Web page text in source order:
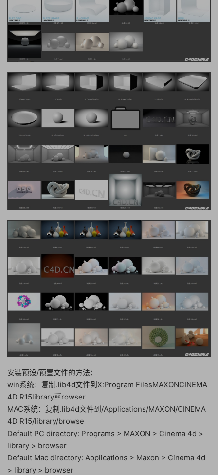
安装预设/预置文件的方法：
win系统：复制.lib4d文件到X:Program FilesMAXONCINEMA
4D R15libraryrowser
MAC系统：复制.lib4d文件到/Applications/MAXON/CINEMA
4D R15/library/browse
Default PC directory: Programs > MAXON > Cinema 4d >
library > browser
Default Mac directory: Applications > Maxon > Cinema 4d
> library > browser